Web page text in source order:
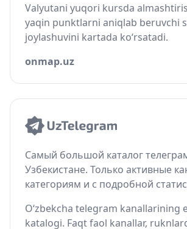
Valyutani yuqori kursda
yaqin punktlarni aniqlab beruvchi
joylashuvini kartada ko‘rsatadi.
onmap.uz
Самый большой каталог
Узбекистане. Только активные
категориям и с подробной
O‘zbekcha telegram kanallarining
katalogi. Faqt faol kanallar,